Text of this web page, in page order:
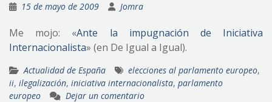
15 de mayo de 2009 Jomra
Me mojo: «Ante la impugnación de Iniciativa
Internacionalista» (en De Igual a Igual).
Actualidad de España elecciones al parlamento europeo,
ii, ilegalización, iniciativa internacionalista, parlamento
europeo
Dejar un comentario